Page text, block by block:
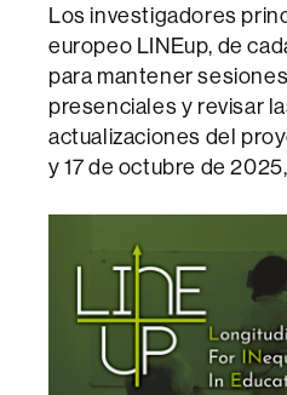
Los investigadores
europeo LINEup, de
para mantener
presenciales y revisar
actualizaciones del
y 17 de octubre de